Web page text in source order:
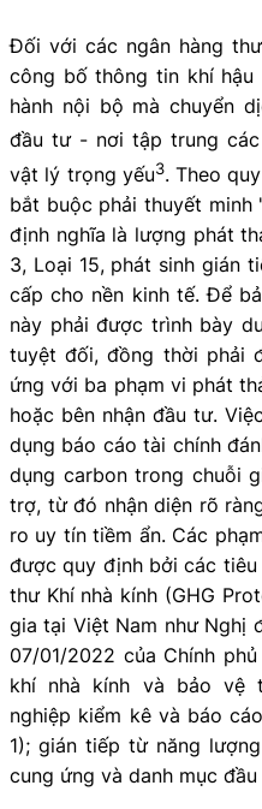
Đối với các ngân hàng
công bố thông tin khí
hành nội bộ mà chuyển
đầu tư - nơi tập trung
vật lý trọng yếu3. Theo
bắt buộc phải thuyết
định nghĩa là lượng phát
3, Loại 15, phát sinh gián
cấp cho nền kinh tế. Để
này phải được trình bày
tuyệt đối, đồng thời phải
ứng với ba phạm vi phát
hoặc bên nhận đầu tư.
dụng báo cáo tài chính
dụng carbon trong chuỗi
trợ, từ đó nhận diện rõ
ro uy tín tiềm ẩn. Các
được quy định bởi các
thư Khí nhà kính (GHG
gia tại Việt Nam như Nghị
07/01/2022 của Chính
khí nhà kính và bảo vệ
nghiệp kiểm kê và báo
1); gián tiếp từ năng
cung ứng và danh mục